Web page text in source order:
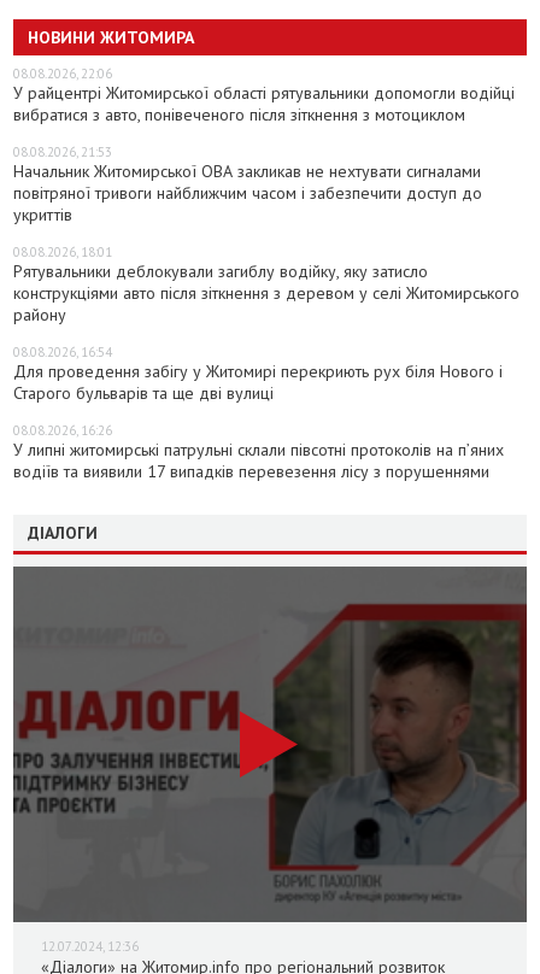
НОВИНИ ЖИТОМИРА
08.08.2026, 22:06
У райцентрі Житомирської області рятувальники допомогли водійці
вибратися з авто, понівеченого після зіткнення з мотоциклом
08.08.2026, 21:53
Начальник Житомирської ОВА закликав не нехтувати сигналами
повітряної тривоги найближчим часом і забезпечити доступ до
укриттів
08.08.2026, 18:01
Рятувальники деблокували загиблу водійку, яку затисло
конструкціями авто після зіткнення з деревом у селі Житомирського
району
08.08.2026, 16:54
Для проведення забігу у Житомирі перекриють рух біля Нового і
Старого бульварів та ще дві вулиці
08.08.2026, 16:26
У липні житомирські патрульні склали півсотні протоколів на пʼяних
водіїв та виявили 17 випадків перевезення лісу з порушеннями
ДІАЛОГИ
12.07.2024, 12:36
«Діалоги» на Житомир.info про регіональний розвиток